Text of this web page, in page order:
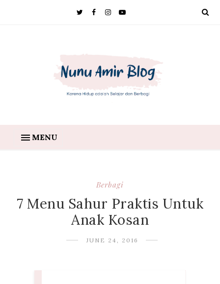
MENU
Berbagi
7 Menu Sahur Praktis Untuk
Anak Kosan
JUNE 24, 2016